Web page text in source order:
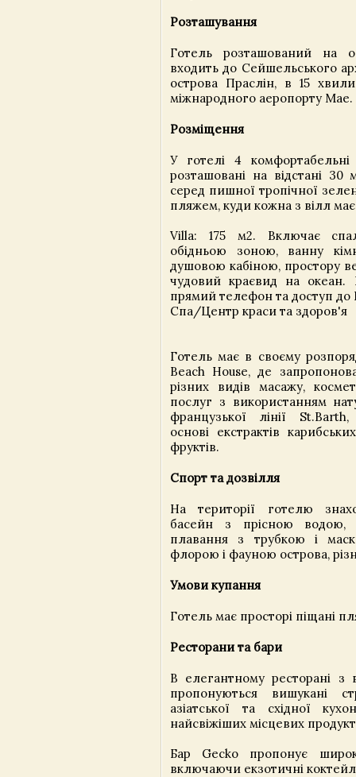
Розташування
Готель розташований на
входить до Сейшельського
острова Праслін, в 15
міжнародного аеропорту Мае.
Розміщення
У готелі 4 комфортабельні
розташовані на відстані
серед пишної тропічної
пляжем, куди кожна з вілл
Villa: 175 м2. Включає
обідньою зоною, ванну
душовою кабіною, простору
чудовий краєвид на океан.
прямий телефон та доступ до
Спа/Центр краси та здоров'я
Готель має в своєму
Beach House, де
різних видів масажу,
послуг з використанням
французької лінії
основі екстрактів
фруктів.
Спорт та дозвілля
На території готелю
басейн з прісною водою,
плавання з трубкою і
флорою і фауною острова,
Умови купання
Готель має просторі піщані
Ресторани та бари
В елегантному ресторані з
пропонуються вишукані
азіатської та східної
найсвіжіших місцевих
Бар Gecko пропонує
включаючи екзотичні